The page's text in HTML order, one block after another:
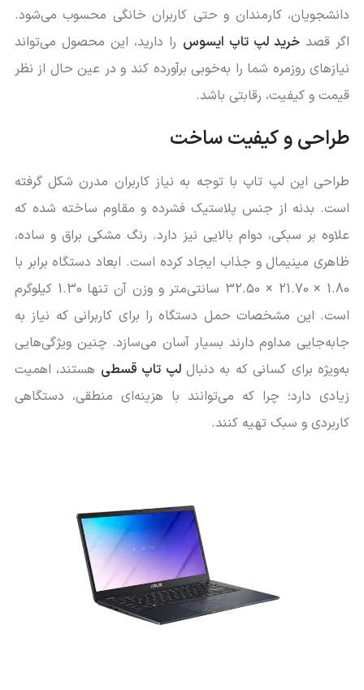
دانشجویان، کارمندان و حتی کاربران خانگی محسوب می‌شود.
اگر قصدخرید لپ تاپ ایسوس را دارید، این محصول می‌تواند
نیازهای روزمره شما را به‌خوبی برآورده کند و در عین حال از نظر
قیمت و کیفیت، رقابتی باشد.
طراحی و کیفیت ساخت
طراحی این لپ تاپ با توجه به نیاز کاربران مدرن شکل گرفته
است. بدنه از جنس پلاستیک فشرده و مقاوم ساخته شده که
علاوه بر سبکی، دوام بالایی نیز دارد. رنگ مشکی براق و ساده،
ظاهری مینیمال و جذاب ایجاد کرده است. ابعاد دستگاه برابر با
1.80 × 21.70 × 32.50 سانتی‌متر و وزن آن تنها 1.30 کیلوگرم
است. این مشخصات حمل دستگاه را برای کاربرانی که نیاز به
جابه‌جایی مداوم دارند بسیار آسان می‌سازد. چنین ویژگی‌هایی
به‌ویژه برای کسانی که به دنباللپ تاپ قسطی هستند، اهمیت
زیادی دارد؛ چرا که می‌توانند با هزینه‌ای منطقی، دستگاهی
کاربردی و سبک تهیه کنند.